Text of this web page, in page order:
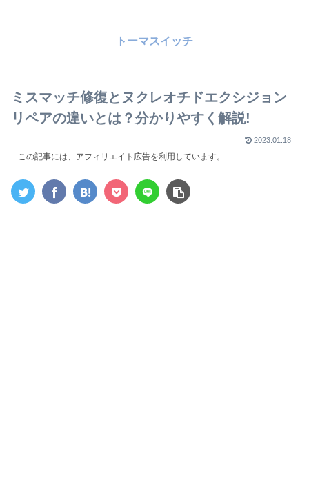
トーマスイッチ
ミスマッチ修復とヌクレオチドエクシジョン
リペアの違いとは？分かりやすく解説!
2023.01.18
この記事には、アフィリエイト広告を利用しています。